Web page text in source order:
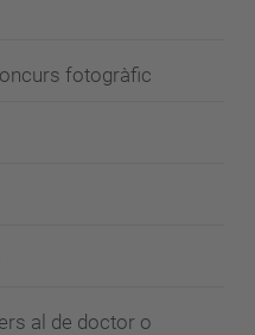
fotogràfic
al de doctor o